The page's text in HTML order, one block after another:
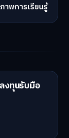
พการเรียนรู้
งทุนรับมือ